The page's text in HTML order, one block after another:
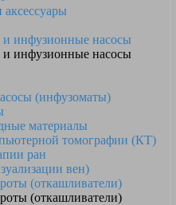
инфузионные насосы
инфузионные насосы
(инфузоматы)
материалы
томографии (КТ)
ран
вен)
(откашливатели)
(откашливатели)